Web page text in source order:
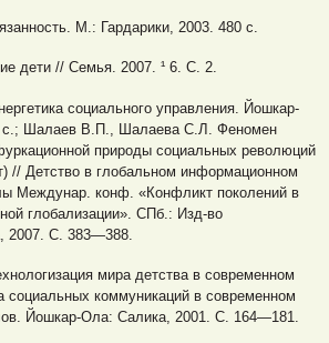
М.: Гардарики, 2003. 480 с.
дети // Семья. 2007. ¹ 6. С. 2.
социального управления. Йошкар-
с.; Шалаев В.П., Шалаева С.Л. Феномен
природы социальных революций
// Детство в глобальном информационном
Междунар. конф. «Конфликт поколений в
глобализации». СПб.: Изд-во
2007. С. 383—388.
мира детства в современном
социальных коммуникаций в современном
Йошкар-Ола: Салика, 2001. С. 164—181.